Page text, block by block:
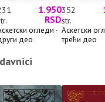
1.950
RSD
огледи -
део
352
str.
Аскетски
трећи део